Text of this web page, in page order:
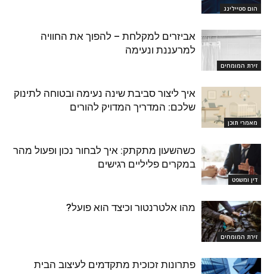
הום סטיילינג
זירת המומחים
אביזרים למקלחת – להפוך את החוויה
למרעננת ונעימה
מאמרי תוכן
איך ליצור סביבת שינה נעימה ובטוחה לתינוק
שלכם: המדריך המדויק להורים
דין ומשפט
כשהשעון מתקתק: איך לבחור נכון ופעול מהר
במקרים פליליים רגישים
זירת המומחים
מהו אלטרנטור וכיצד הוא פועל?
פתרונות זכוכית מתקדמים לעיצוב הבית